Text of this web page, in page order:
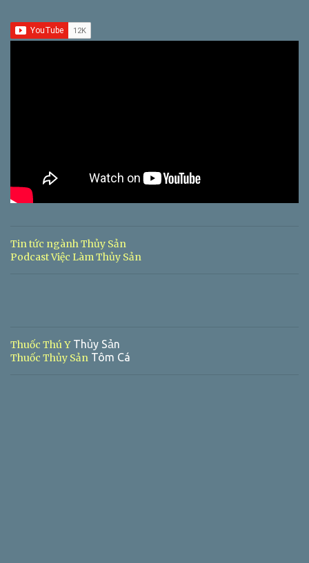
Tin tức ngành Thủy Sản
Podcast Việc Làm Thủy Sản
Thuốc Thú YThủy Sản
Thuốc Thủy Sản Tôm Cá